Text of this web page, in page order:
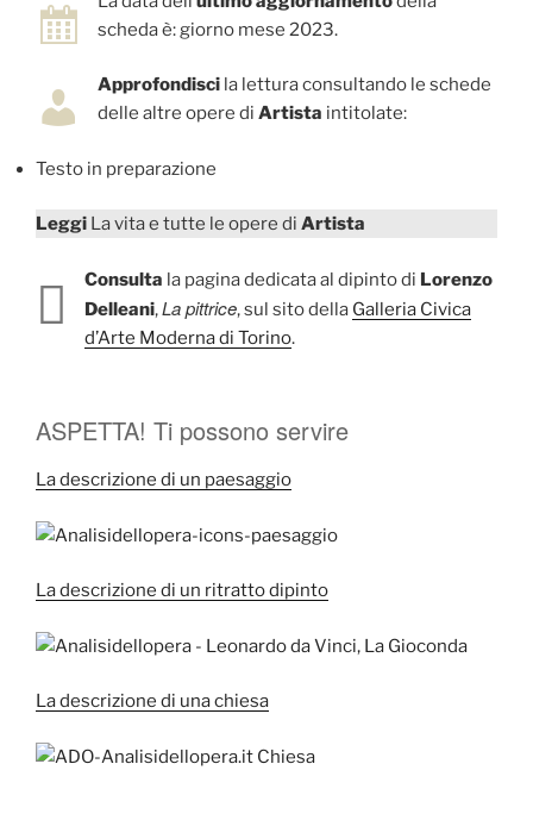
scheda è: giorno mese 2023.
Approfondisci la lettura consultando le schede
delle altre opere di Artista intitolate:
Testo in preparazione
Leggi La vita e tutte le opere di Artista
Consulta la pagina dedicata al dipinto di Lorenzo
Delleani,La pittrice, sul sito della Galleria Civica
d’Arte Moderna di Torino.
ASPETTA! Ti possono servire
La descrizione di un paesaggio
La descrizione di un ritratto dipinto
La descrizione di una chiesa